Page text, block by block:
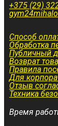
+375 (29)
Способ
Обработка
Публичный
Возврат
Правила
Для
Отзыв
Техника
Время